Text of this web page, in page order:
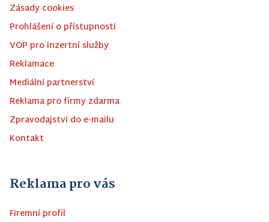
Zásady cookies
Prohlášení o přístupnosti
VOP pro inzertní služby
Reklamace
Mediální partnerství
Reklama pro firmy zdarma
Zpravodajství do e-mailu
Kontakt
Reklama pro vás
Firemní profil